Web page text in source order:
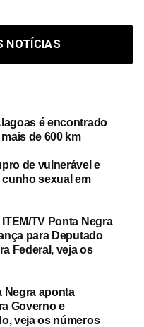
NOTÍCIAS
é encontrado
de 600 km
de vulnerável e
sexual em
TV Ponta Negra
para Deputado
Federal, veja os
Negra aponta
Governo e
veja os números